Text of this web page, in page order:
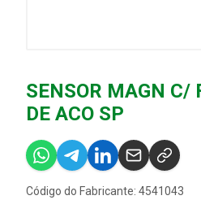
SENSOR MAGN C/
DE ACO SP
Código do Fabricante: 4541043